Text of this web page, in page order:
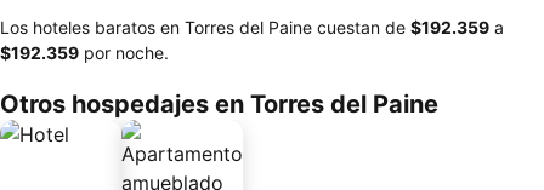
Los hoteles baratos en Torres del Paine cuestan de ‎$192.359 a
‎$192.359 por noche.
Otros hospedajes en Torres del Paine